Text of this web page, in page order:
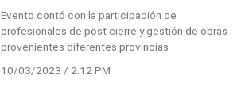
Evento contó con la participación de
profesionales de post cierre y gestión de obras
provenientes diferentes provincias
10/03/2023 / 2:12 PM